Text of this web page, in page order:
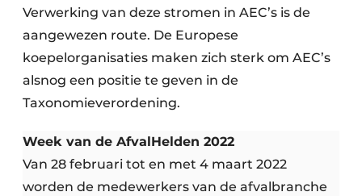
Verwerking van deze stromen in AEC’s is de
aangewezen route. De Europese
koepelorganisaties maken zich sterk om AEC’s
alsnog een positie te geven in de
Taxonomieverordening.
Week van de AfvalHelden 2022
Van 28 februari tot en met 4 maart 2022
worden de medewerkers van de afvalbranche